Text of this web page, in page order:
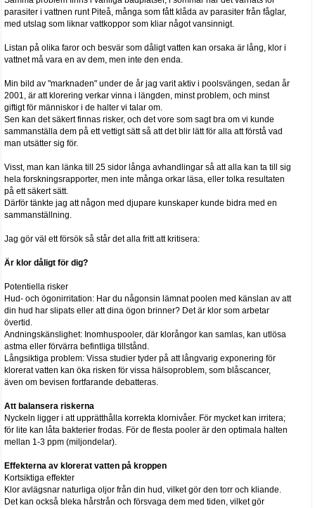
parasiter i vattnen runt Piteå, många som fått klåda av parasiter från fåglar,
med utslag som liknar vattkoppor som kliar något vansinnigt.
Listan på olika faror och besvär som dåligt vatten kan orsaka är lång, klor i
vattnet må vara en av dem, men inte den enda.
Min bild av "marknaden" under de år jag varit aktiv i poolsvängen, sedan år
2001, är att klorering verkar vinna i längden, minst problem, och minst
giftigt för människor i de halter vi talar om.
Sen kan det säkert finnas risker, och det vore som sagt bra om vi kunde
sammanställa dem på ett vettigt sätt så att det blir lätt för alla att förstå vad
man utsätter sig för.
Visst, man kan länka till 25 sidor långa avhandlingar så att alla kan ta till sig
hela forskningsrapporter, men inte många orkar läsa, eller tolka resultaten
på ett säkert sätt.
Därför tänkte jag att någon med djupare kunskaper kunde bidra med en
sammanställning.
Jag gör väl ett försök så står det alla fritt att kritisera:
Är klor dåligt för dig?
Potentiella risker
Hud- och ögonirritation: Har du någonsin lämnat poolen med känslan av att
din hud har slipats eller att dina ögon brinner? Det är klor som arbetar
övertid.
Andningskänslighet: Inomhuspooler, där klorångor kan samlas, kan utlösa
astma eller förvärra befintliga tillstånd.
Långsiktiga problem: Vissa studier tyder på att långvarig exponering för
klorerat vatten kan öka risken för vissa hälsoproblem, som blåscancer,
även om bevisen fortfarande debatteras.
Att balansera riskerna
Nyckeln ligger i att upprätthålla korrekta klornivåer. För mycket kan irritera;
för lite kan låta bakterier frodas. För de flesta pooler är den optimala halten
mellan 1-3 ppm (miljondelar).
Effekterna av klorerat vatten på kroppen
Kortsiktiga effekter
Klor avlägsnar naturliga oljor från din hud, vilket gör den torr och kliande.
Det kan också bleka hårstrån och försvaga dem med tiden, vilket gör